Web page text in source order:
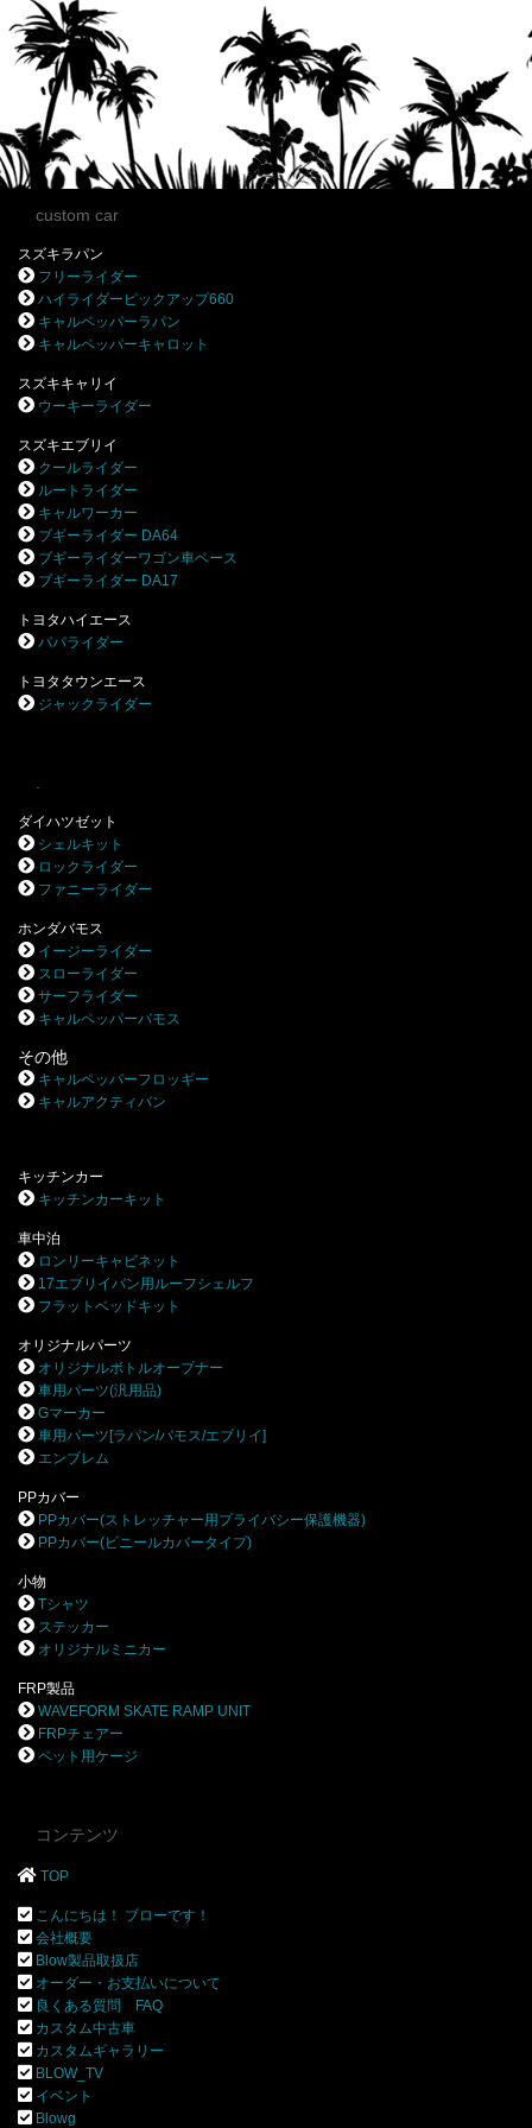
custom car
スズキラパン
フリーライダー
ハイライダーピックアップ660
キャルペッパーラパン
キャルペッパーキャロット
スズキキャリイ
ウーキーライダー
スズキエブリイ
クールライダー
ルートライダー
キャルワーカー
ブギーライダー DA64
ブギーライダーワゴン車ベース
ブギーライダー DA17
トヨタハイエース
パパライダー
トヨタタウンエース
ジャックライダー
.
ダイハツゼット
シェルキット
ロックライダー
ファニーライダー
ホンダバモス
イージーライダー
スローライダー
サーフライダー
キャルペッパーバモス
その他
キャルペッパーフロッギー
キャルアクティバン
キッチンカー
キッチンカーキット
車中泊
ロンリーキャビネット
17エブリイバン用ルーフシェルフ
フラットベッドキット
オリジナルパーツ
オリジナルボトルオープナー
車用パーツ(汎用品)
Gマーカー
車用パーツ[ラパン/バモス/エブリイ]
エンブレム
PPカバー
PPカバー(ストレッチャー用プライバシー保護機器)
PPカバー(ビニールカバータイプ)
小物
Tシャツ
ステッカー
オリジナルミニカー
FRP製品
WAVEFORM SKATE RAMP UNIT
FRPチェアー
ペット用ケージ
コンテンツ
TOP
こんにちは！ ブローです！
会社概要
Blow製品取扱店
オーダー・お支払いについて
良くある質問 FAQ
カスタム中古車
カスタムギャラリー
BLOW_TV
イベント
Blowg